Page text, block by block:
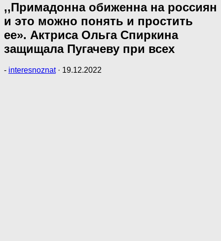
,,Примадонна обиженна на россиян
и это можно понять и простить
ее». Актриса Ольга Спиркина
защищала Пугачеву при всех
- interesnoznat · 19.12.2022